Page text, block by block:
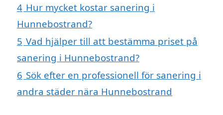
4 Hur mycket kostar sanering i
Hunnebostrand?
5 Vad hjälper till att bestämma priset på
sanering i Hunnebostrand?
6 Sök efter en professionell för sanering i
andra städer nära Hunnebostrand